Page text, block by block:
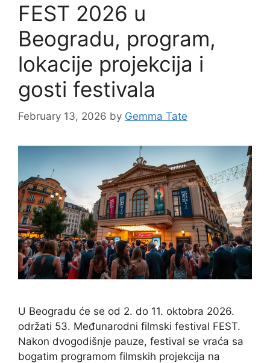
FEST 2026 u
Beogradu, program,
lokacije projekcija i
gosti festivala
February 13, 2026 by Gemma Tate
U Beogradu će se od 2. do 11. oktobra 2026.
održati 53. Međunarodni filmski festival FEST.
Nakon dvogodišnje pauze, festival se vraća sa
bogatim programom filmskih projekcija na